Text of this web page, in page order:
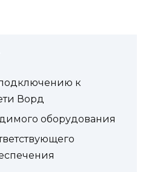
к
Ворд
оборудования